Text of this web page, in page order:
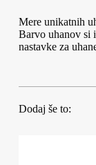
Mere unikatnih
Barvo uhanov si
nastavke za
Dodaj še to: